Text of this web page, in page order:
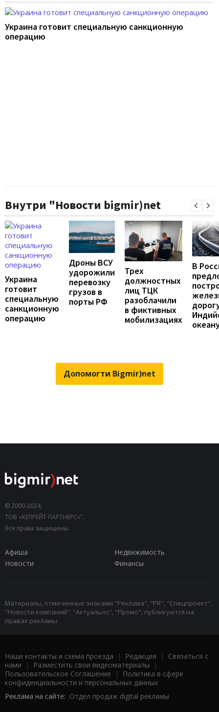
Украина готовит специальную санкционную
операцию
Внутри "Новости bigmir)net
Украина
готовит
специальную
санкционную
операцию
Дроны ВСУ
удорожили
перевозку
грузов в
порты РФ
Трех
должностных
лиц ТЦК
разоблачили
в фиктивных
мобилизациях
В
Допомогти Bigmir)net
© 2000-2024,
ТОВ «КЕПРЕЙТ ПАРТНЕРС»".
Все права защищены.
Афиша
Недвижимость
Новости
Финансы
Материалы, отмеченные знаками "Реклама", "PR", "Спецпроект",
"Новости компаний", "Актуально", "Промо", публикуются на
правах рекламы.
Наши контакты и схема проезда | Редакция | Связаться с
нами | Разместить свои видеоматериалы |
Пользовательское Соглашение |
Политика в сфере
конфиденциальности и персональных данных
Реклама на сайте: Отдел продаж digital рекламы